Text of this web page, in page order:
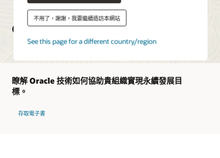
不用了，謝謝，我要繼續造訪本網站
See this page for a different country/region
Oracle 對客戶的永續發展承諾
瞭解 Oracle 技術如何協助貴組織實現永續發展目
標。
存取電子書